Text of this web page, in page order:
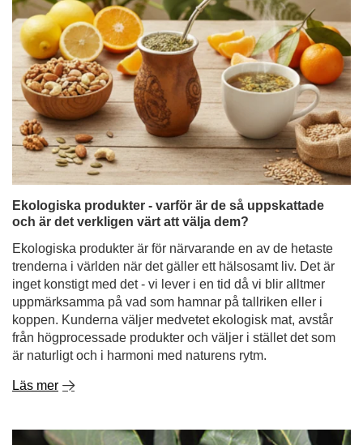
Ekologiska produkter - varför är de så uppskattade
och är det verkligen värt att välja dem?
Ekologiska produkter är för närvarande en av de hetaste
trenderna i världen när det gäller ett hälsosamt liv. Det är
inget konstigt med det - vi lever i en tid då vi blir alltmer
uppmärksamma på vad som hamnar på tallriken eller i
koppen. Kunderna väljer medvetet ekologisk mat, avstår
från högprocessade produkter och väljer i stället det som
är naturligt och i harmoni med naturens rytm.
Läs mer